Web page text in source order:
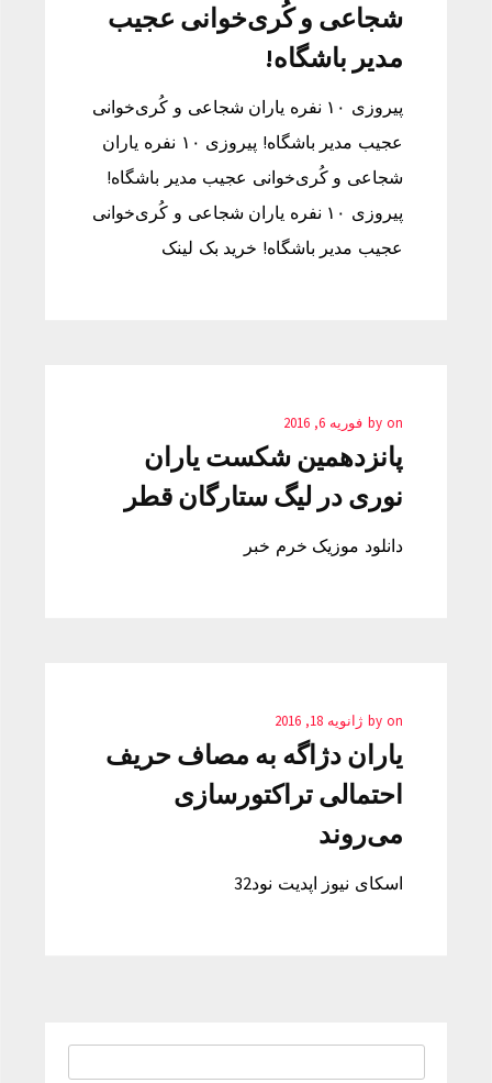
شجاعی و کُری‌خوانی عجیب
مدیر باشگاه!
پیروزی ۱۰ نفره یاران شجاعی و کُری‌خوانی
عجیب مدیر باشگاه! پیروزی ۱۰ نفره یاران
شجاعی و کُری‌خوانی عجیب مدیر باشگاه!
پیروزی ۱۰ نفره یاران شجاعی و کُری‌خوانی
عجیب مدیر باشگاه! خرید بک لینک
by on فوریه 6, 2016
پانزدهمین شکست یاران
نوری در لیگ ستارگان قطر
دانلود موزیک خرم خبر
by on ژانویه 18, 2016
یاران دژاگه به مصاف حریف
احتمالی تراکتورسازی
می‌روند
اسکای نیوز اپدیت نود32